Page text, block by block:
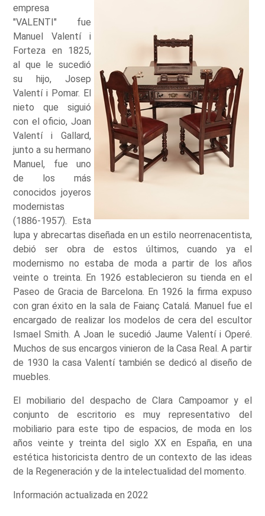
empresa
"VALENTI" fue
Manuel Valentí i
Forteza en 1825,
al que le sucedió
su hijo, Josep
Valentí i Pomar. El
nieto que siguió
con el oficio, Joan
Valentí i Gallard,
junto a su hermano
Manuel, fue uno
de los más
conocidos joyeros
modernistas
(1886-1957). Esta
lupa y abrecartas diseñada en un estilo neorrenacentista,
debió ser obra de estos últimos, cuando ya el
modernismo no estaba de moda a partir de los años
veinte o treinta. En 1926 establecieron su tienda en el
Paseo de Gracia de Barcelona. En 1926 la firma expuso
con gran éxito en la sala de Faianç Catalá. Manuel fue el
encargado de realizar los modelos de cera del escultor
Ismael Smith. A Joan le sucedió Jaume Valentí i Operé.
Muchos de sus encargos vinieron de la Casa Real. A partir
de 1930 la casa Valentí también se dedicó al diseño de
muebles.
El mobiliario del despacho de Clara Campoamor y el
conjunto de escritorio es muy representativo del
mobiliario para este tipo de espacios, de moda en los
años veinte y treinta del siglo XX en España, en una
estética historicista dentro de un contexto de las ideas
de la Regeneración y de la intelectualidad del momento.
Información actualizada en 2022